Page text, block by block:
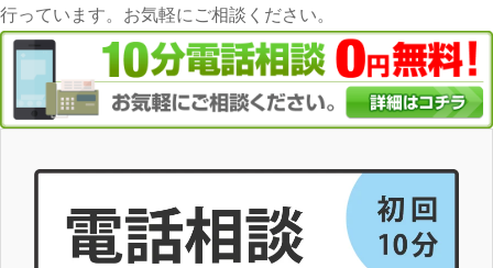
行っています。お気軽にご相談ください。